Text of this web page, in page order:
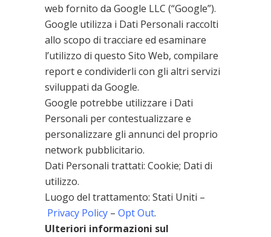
web fornito da Google LLC (“Google”).
Google utilizza i Dati Personali raccolti
allo scopo di tracciare ed esaminare
l’utilizzo di questo Sito Web, compilare
report e condividerli con gli altri servizi
sviluppati da Google.
Google potrebbe utilizzare i Dati
Personali per contestualizzare e
personalizzare gli annunci del proprio
network pubblicitario.
Dati Personali trattati: Cookie; Dati di
utilizzo.
Luogo del trattamento: Stati Uniti –
Privacy Policy – Opt Out.
Ulteriori informazioni sul